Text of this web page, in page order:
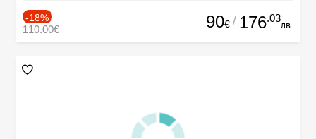
-18%
110.00€ 90€ / 176.03
лв.